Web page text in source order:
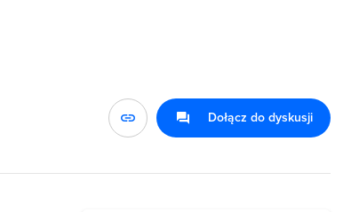
Dołącz do dyskusji